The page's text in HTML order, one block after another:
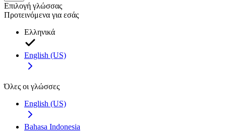
Επιλογή γλώσσας
Προτεινόμενα για εσάς
Ελληνικά
English (US)
Όλες οι γλώσσες
English (US)
Bahasa Indonesia